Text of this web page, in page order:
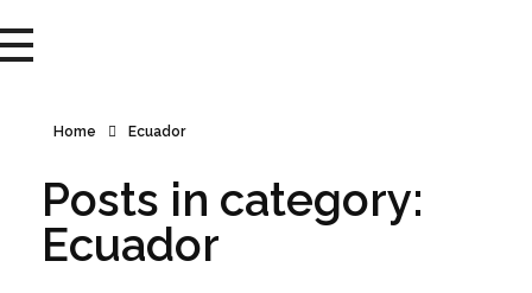
Home Ecuador
Posts in category:
Ecuador